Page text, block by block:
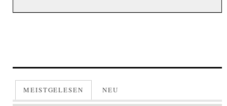
MEISTGELESEN NEU